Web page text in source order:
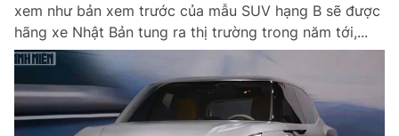
xem như bản xem trước của mẫu SUV hạng B sẽ được
hãng xe Nhật Bản tung ra thị trường trong năm tới,...